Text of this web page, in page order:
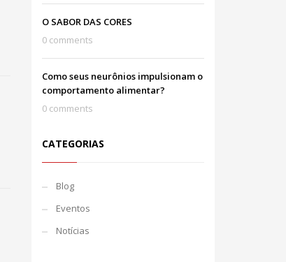
O SABOR DAS CORES
0 comments
Como seus neurônios impulsionam o
comportamento alimentar?
0 comments
CATEGORIAS
Blog
Eventos
Notícias